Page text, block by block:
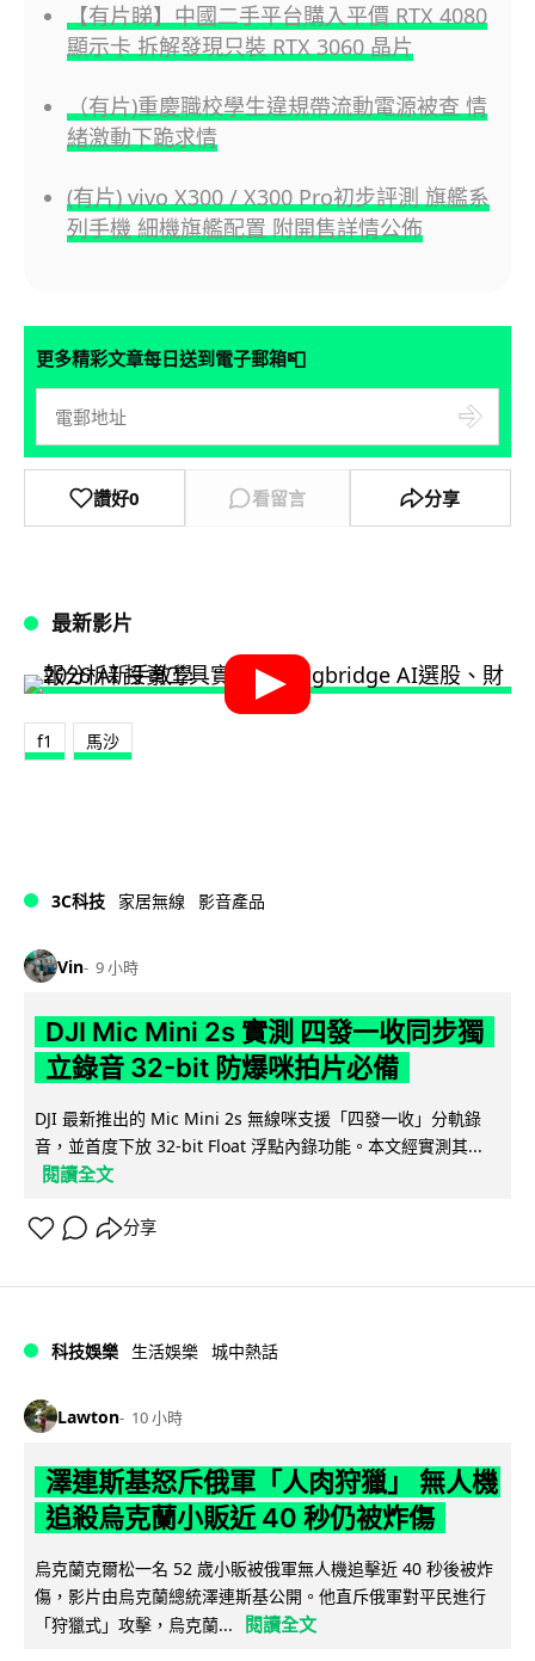
【有片睇】中國二手平台購入平價 RTX 4080
顯示卡 拆解發現只裝 RTX 3060 晶片
（有片)重慶職校學生違規帶流動電源被查 情
緒激動下跪求情
(有片) vivo X300 / X300 Pro初步評測 旗艦系
列手機 細機旗艦配置 附開售詳情公佈
更多精彩文章每日送到電子郵箱📮
讚好0 看留言 分享
最新影片
f1 馬沙
3C科技 家居無線 影音產品
Vin 9 小時
DJI Mic Mini 2s 實測 四發一收同步獨
立錄音 32-bit 防爆咪拍片必備
DJI 最新推出的 Mic Mini 2s 無線咪支援「四發一收」分軌錄
音，並首度下放 32-bit Float 浮點內錄功能。本文經實測其...
閱讀全文
分享
科技娛樂 生活娛樂 城中熱話
Lawton 10 小時
澤連斯基怒斥俄軍「人肉狩獵」 無人機
追殺烏克蘭小販近 40 秒仍被炸傷
烏克蘭克爾松一名 52 歲小販被俄軍無人機追擊近 40 秒後被炸
傷，影片由烏克蘭總統澤連斯基公開。他直斥俄軍對平民進行
「狩獵式」攻擊，烏克蘭...
閱讀全文